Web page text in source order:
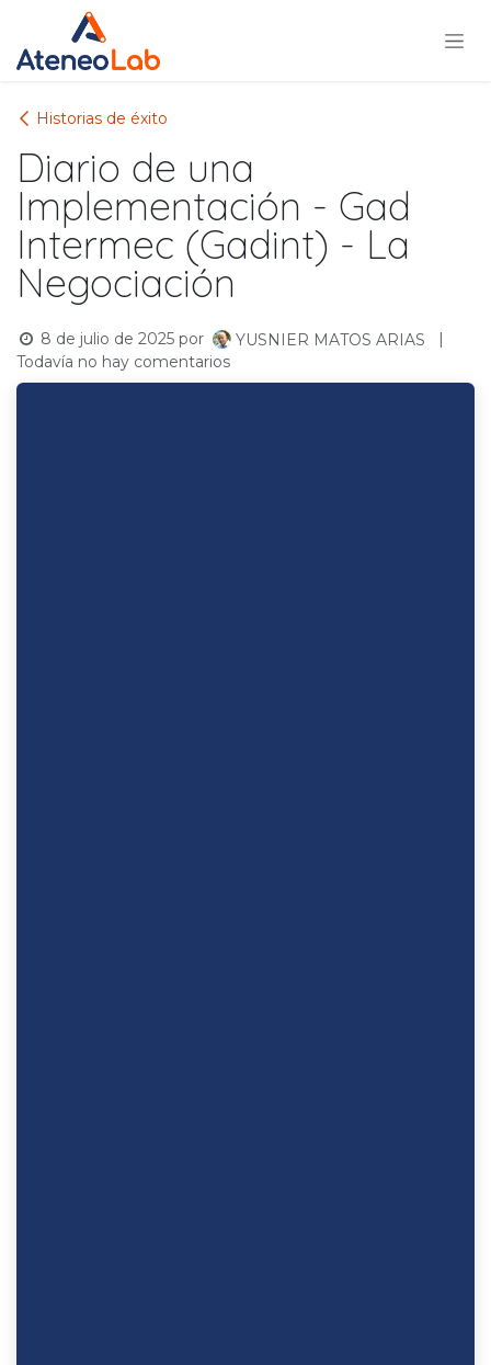
Ir al contenido
Historias de éxito
Diario de una
Implementación - Gad
Intermec (Gadint) - La
Negociación
8 de julio de 2025 por YUSNIER MATOS ARIAS
|
Todavía no hay comentarios